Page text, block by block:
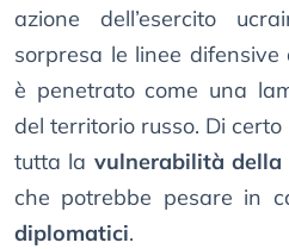
azione dell’esercito
sorpresa le linee
è penetrato come una
del territorio russo. Di
tutta la vulnerabilità della
che potrebbe pesare in
diplomatici.